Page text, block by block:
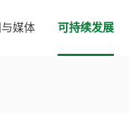
媒体 可持续发展